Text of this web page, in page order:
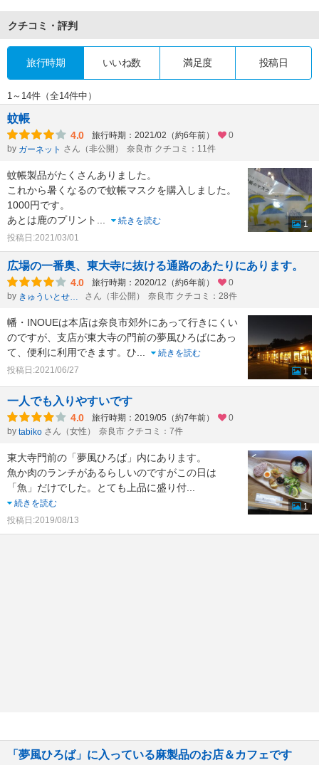
クチコミ・評判
旅行時期 いいね数 満足度 投稿日
1～14件（全14件中）
蚊帳
4.0 旅行時期：2021/02（約6年前）
0
by ガーネット さん（非公開） 奈良市 クチコミ：11件
蚊帳製品がたくさんありました。
これから暑くなるので蚊帳マスクを購入しました。
1000円です。
あとは鹿のプリント ...
続きを読む
投稿日:2021/03/01
1
広場の一番奥、東大寺に抜ける通路のあたりにあります。
4.0 旅行時期：2020/12（約6年前）
0
by
きゅういとせろり さん（非公開） 奈良市 クチコミ：28件
幡・INOUEは本店は奈良市郊外にあって行きにくい
のですが、支店が東大寺の門前の夢風ひろばにあっ
て、便利に利用できます。ひ...
続きを読む
投稿日:2021/06/27
1
一人でも入りやすいです
4.0 旅行時期：2019/05（約7年前）
0
by tabiko さん（女性） 奈良市 クチコミ：7件
東大寺門前の「夢風ひろば」内にあります。
魚か肉のランチがあるらしいのですがこの日は
「魚」だけでした。とても上品に盛り付...
続きを読む
投稿日:2019/08/13
1
「夢風ひろば」に入っている麻製品のお店＆カフェです